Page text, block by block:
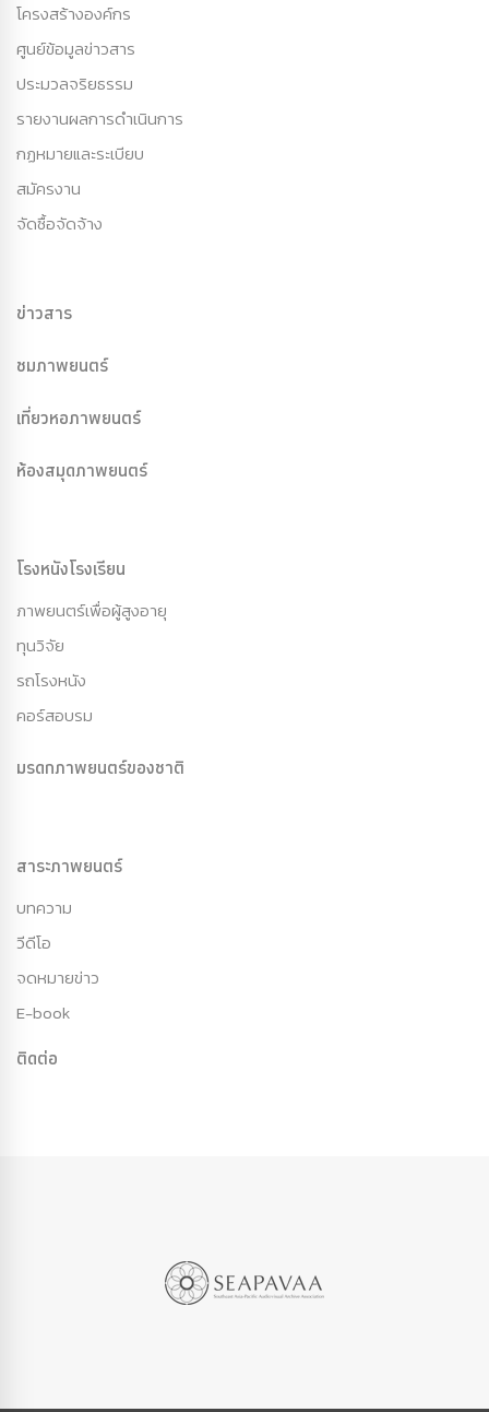
โครงสร้างองค์กร
ศูนย์ข้อมูลข่าวสาร
ประมวลจริยธรรม
รายงานผลการดำเนินการ
กฏหมายและระเบียบ
สมัครงาน
จัดซื้อจัดจ้าง
ข่าวสาร
ชมภาพยนตร์
เที่ยวหอภาพยนตร์
ห้องสมุดภาพยนตร์
โรงหนังโรงเรียน
ภาพยนตร์เพื่อผู้สูงอายุ
ทุนวิจัย
รถโรงหนัง
คอร์สอบรม
มรดกภาพยนตร์ของชาติ
สาระภาพยนตร์
บทความ
วีดีโอ
จดหมายข่าว
E-book
ติดต่อ